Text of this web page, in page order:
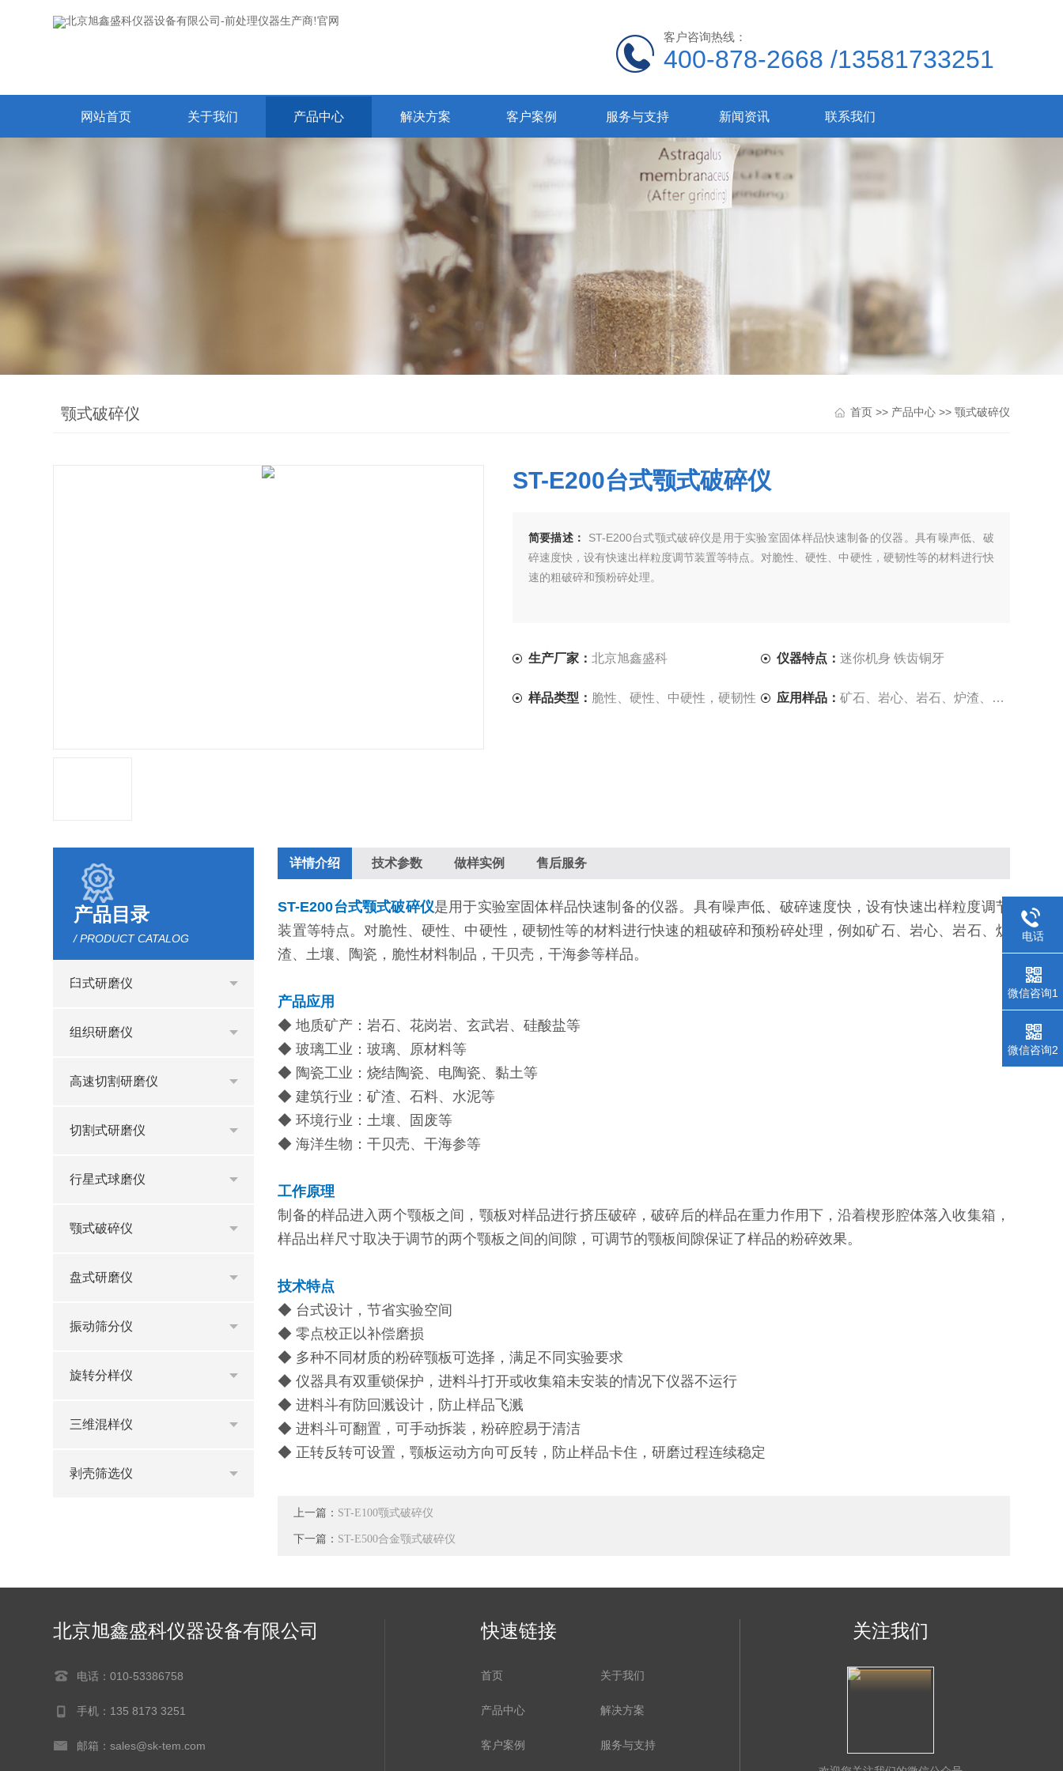
客户咨询热线：
400-878-2668 /13581733251
网站首页 关于我们 产品中心 解决方案 客户案例 服务与支持 新闻资讯 联系我们
颚式破碎仪 首页>> 产品中心>> 颚式破碎仪
ST-E200台式颚式破碎仪
简要描述：
ST-E200台式颚式破碎仪是用于实验室固体样品快速制备的仪器。具有噪声低、破
碎速度快，设有快速出样粒度调节装置等特点。对脆性、硬性、中硬性，硬韧性等的材料进行快
速的粗破碎和预粉碎处理。
生产厂家： 北京旭鑫盛科 仪器特点：迷你机身 铁齿铜牙
样品类型： 脆性、硬性、中硬性，硬韧性 应用样品：矿石、岩心、岩石、炉渣、土壤、陶瓷、干贝壳等
详情介绍 技术参数 做样实例 售后服务
ST-E200台式颚式破碎仪是用于实验室固体样品快速制备的仪器。具有噪声低、破碎速度快，设有快速出样粒度调节
装置等特点。对脆性、硬性、中硬性，硬韧性等的材料进行快速的粗破碎和预粉碎处理，例如矿石、岩心、岩石、炉
渣、土壤、陶瓷，脆性材料制品，干贝壳，干海参等样品。
产品应用
◆ 地质矿产：岩石、花岗岩、玄武岩、硅酸盐等
◆ 玻璃工业：玻璃、原材料等
◆ 陶瓷工业：烧结陶瓷、电陶瓷、黏土等
◆ 建筑行业：矿渣、石料、水泥等
◆ 环境行业：土壤、固废等
◆ 海洋生物：干贝壳、干海参等
工作原理
制备的样品进入两个颚板之间，颚板对样品进行挤压破碎，破碎后的样品在重力作用下，沿着楔形腔体落入收集箱，
样品出样尺寸取决于调节的两个颚板之间的间隙，可调节的颚板间隙保证了样品的粉碎效果。
技术特点
◆ 台式设计，节省实验空间
◆ 零点校正以补偿磨损
◆ 多种不同材质的粉碎颚板可选择，满足不同实验要求
◆ 仪器具有双重锁保护，进料斗打开或收集箱未安装的情况下仪器不运行
◆ 进料斗有防回溅设计，防止样品飞溅
◆ 进料斗可翻置，可手动拆装，粉碎腔易于清洁
◆ 正转反转可设置，颚板运动方向可反转，防止样品卡住，研磨过程连续稳定
上一篇： ST-E100颚式破碎仪
下一篇： ST-E500合金颚式破碎仪
产品目录
/ PRODUCT CATALOG
臼式研磨仪
组织研磨仪
高速切割研磨仪
切割式研磨仪
行星式球磨仪
颚式破碎仪
盘式研磨仪
振动筛分仪
旋转分样仪
三维混样仪
剥壳筛选仪
北京旭鑫盛科仪器设备有限公司
电话：010-53386758
手机：135 8173 3251
邮箱：sales@sk-tem.com
快速链接
首页 关于我们
产品中心 解决方案
客户案例 服务与支持
关注我们
电话
微信咨询1
微信咨询2